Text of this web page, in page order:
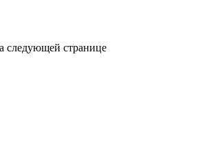
следующей странице